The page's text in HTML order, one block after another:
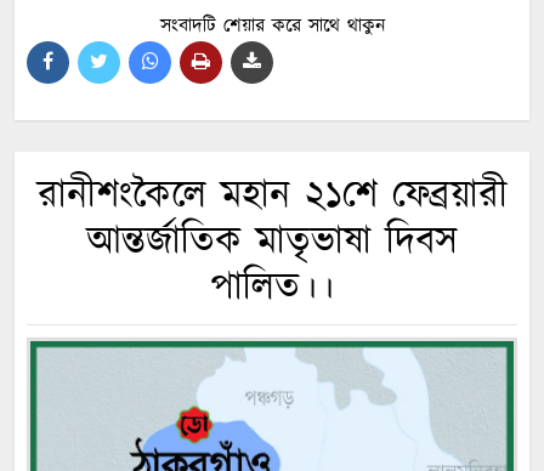
সংবাদটি শেয়ার করে সাথে থাকুন
রানীশংকৈলে মহান ২১শে ফেব্রয়ারী
আন্তর্জাতিক মাতৃভাষা দিবস
পালিত।।